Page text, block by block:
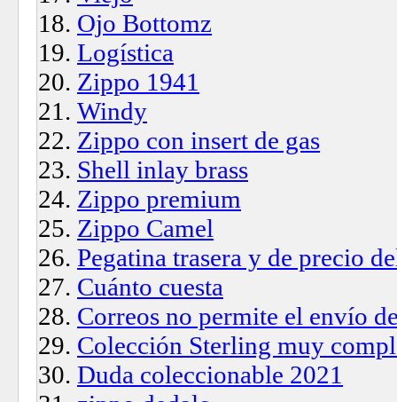
Ojo Bottomz
Logística
Zippo 1941
Windy
Zippo con insert de gas
Shell inlay brass
Zippo premium
Zippo Camel
Pegatina trasera y de precio
Cuánto cuesta
Correos no permite el envío
Colección Sterling muy
Duda coleccionable 2021